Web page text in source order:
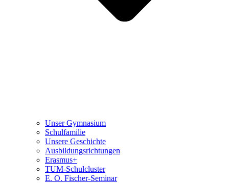
Unser Gymnasium
Schulfamilie
Unsere Geschichte
Ausbildungsrichtungen
Erasmus+
TUM-Schulcluster
E. O. Fischer-Seminar